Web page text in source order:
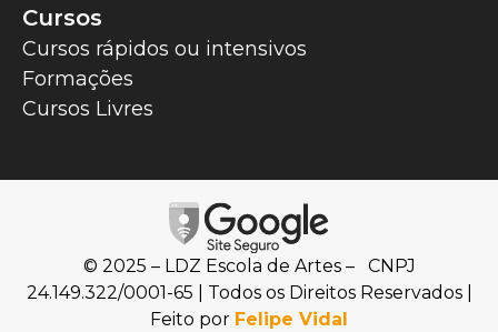
Cursos
Cursos rápidos ou intensivos
Formações
Cursos Livres
© 2025 – LDZ Escola de Artes – CNPJ
24.149.322/0001-65 | Todos os Direitos Reservados |
Feito por Felipe Vidal